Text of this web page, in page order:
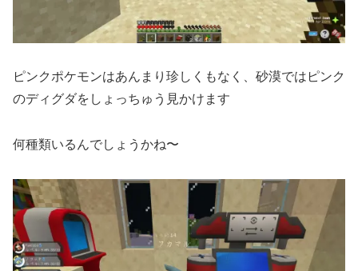
ピンクポケモンはあんまり珍しくもなく、砂漠ではピンク
のディグダをしょっちゅう見かけます
何種類いるんでしょうかね〜